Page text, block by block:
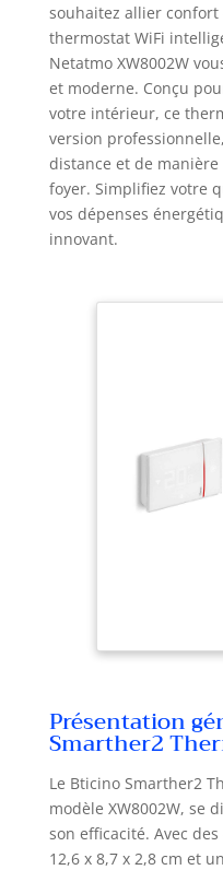
souhaitez allier confort
thermostat WiFi
Netatmo XW8002W
et moderne. Conçu
votre intérieur, ce
version
distance et de
foyer. Simplifiez votre
vos dépenses
innovant.
Présentation
Smarther2
Le Bticino Smarther2
modèle XW8002W, se
son efficacité. Avec
12,6 x 8,7 x 2,8 cm et